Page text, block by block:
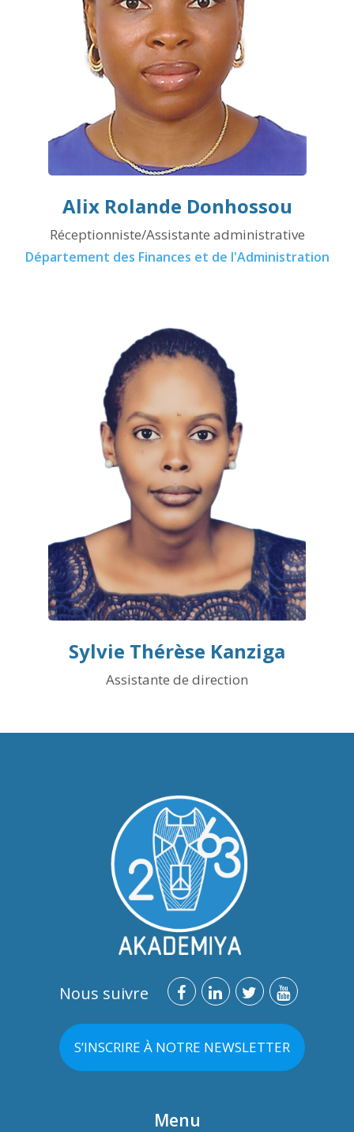
Alix Rolande Donhossou
Réceptionniste/Assistante administrative
Département des Finances et de l'Administration
Sylvie Thérèse Kanziga
Assistante de direction
Nous suivre
S’INSCRIRE À NOTRE NEWSLETTER
Menu